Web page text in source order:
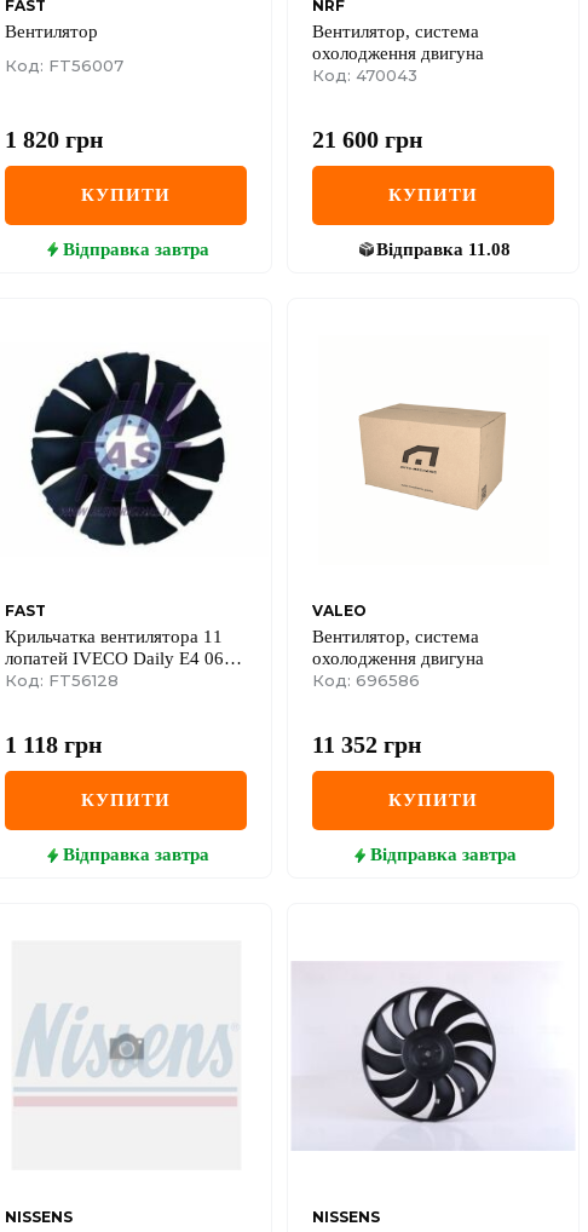
FAST
Вентилятор
Код: FT56007
1 820 грн
КУПИТИ
Відправка завтра
NRF
Вентилятор, система
охолодження двигуна
Код: 470043
21 600 грн
КУПИТИ
Відправка 11.08
FAST
Крильчатка вентилятора 11
лопатей IVECO Daily E4 06-
11, Daily E3 99-06
Код: FT56128
1 118 грн
КУПИТИ
Відправка завтра
VALEO
Вентилятор, система
охолодження двигуна
Код: 696586
11 352 грн
КУПИТИ
Відправка завтра
NISSENS NISSENS